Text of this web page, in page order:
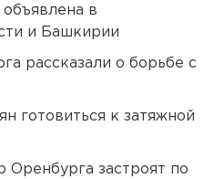
объявлена в
и Башкирии
рассказали о борьбе с
готовиться к затяжной
Оренбурга застроят по